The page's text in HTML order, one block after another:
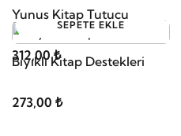
Yunus Kitap Tutucu
312,00 ₺
SEPETE EKLE
Bıyıklı Kitap Destekleri
273,00 ₺